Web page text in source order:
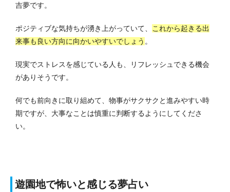
吉夢です。
ポジティブな気持ちが湧き上がっていて、
これから起きる出
来事も良い方向に向かいやすいでしょう 。
現実でストレスを感じている人も、リフレッシュできる機会
がありそうです。
何でも前向きに取り組めて、物事がサクサクと進みやすい時
期ですが、大事なことは慎重に判断するようにしてくださ
い。
遊園地で怖いと感じる夢占い